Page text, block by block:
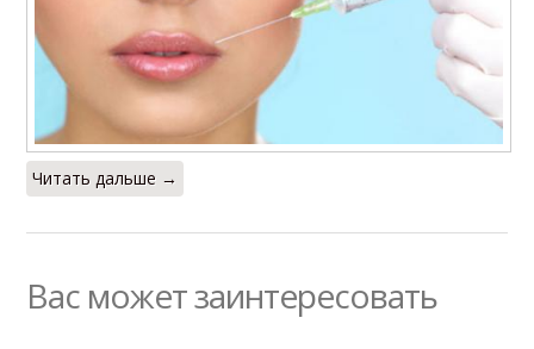
Читать дальше →
Вас может заинтересовать